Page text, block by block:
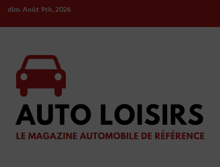
Skip
content
dim. Août 9th, 2026